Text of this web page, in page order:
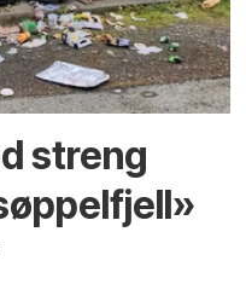
streng